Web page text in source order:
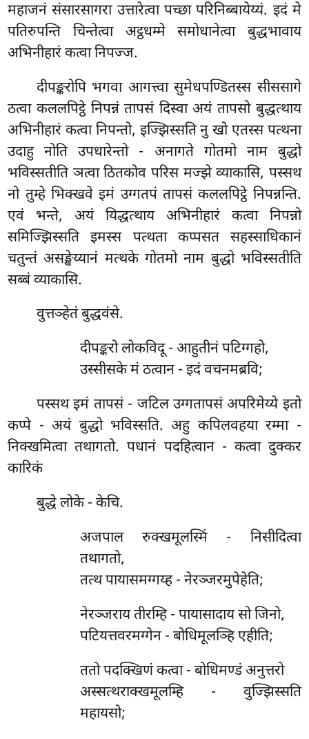
महाजनं संसारसागरा उत्तारेत्वा पच्छा परिनिब्बायेय्यं. इदं मे
पतिरुपन्ति चिन्तेत्वा अट्ठधम्मे समोधानेत्वा बुद्धभावाय
अभिनीहारं कत्वा निपज्ज.
दीपङ्करोपि भगवा आगत्त्वा सुमेधपण्डितस्स सीससागे
ठत्वा कललपिट्ठे निपन्नं तापसं दिस्वा अयं तापसो बुद्धत्थाय
अभिनीहारं कत्वा निपन्तो, इज्झिस्सति नु खो एतस्स पत्थना
उदाहु नोति उपधारेन्तो - अनागते गोतमो नाम बुद्धो
भविस्सतीति ञत्वा ठितकोव परिस मज्झे व्याकासि, पस्सथ
नो तुम्हे भिक्खवे इमं उग्गतपं तापसं कललपिट्ठे निपन्नन्ति.
एवं भन्ते, अयं यिद्धत्थाय अभिनीहारं कत्वा निपन्नो
समिज्झिस्सति इमस्स पत्थता कप्पसत सहस्साधिकानं
चतुन्तं असङ्खेय्यानं मत्थके गोतमो नाम बुद्धो भविस्सतीति
सब्बं व्याकासि.
वुत्तञ्हेतं बुद्धवंसे.
दीपङ्करो लोकविदू - आहुतीनं पटिग्गहो,
उस्सीसके मं ठत्वान - इदं वचनमब्रवि;
पस्सथ इमं तापसं - जटिल उग्गतापसं अपरिमेय्ये इतो
कप्पे - अयं बुद्धो भविस्सति. अहु कपिलवहया रम्मा -
निक्खमित्वा तथागतो. पधानं पदहित्वान - कत्वा दुक्कर
कारिकं
बुद्धे लोके - केचि.
अजपालरुक्खमूलस्मिं - निसीदित्वा
तथागतो,
तत्थ पायासमग्गय्ह - नेरञ्जरमुपेहेति;
नेरञ्जराय तीरम्हि - पायासादाय सो जिनो,
पटियत्तवरमग्गेन - बोधिमूलञ्हि एहीति;
ततो पदक्खिणं कत्वा - बोधिमण्डं अनुत्तरो
अस्सत्थराक्खमूलम्हि - वुज्झिस्सति
महायसो;